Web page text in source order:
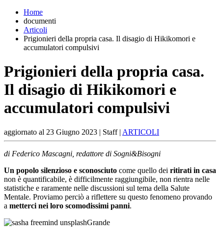
Home
documenti
Articoli
Prigionieri della propria casa. Il disagio di Hikikomori e
accumulatori compulsivi
Prigionieri della propria casa.
Il disagio di Hikikomori e
accumulatori compulsivi
aggiornato al 23 Giugno 2023 | Staff | ARTICOLI
di Federico Mascagni, redattore di Sogni&Bisogni
Un popolo silenzioso e sconosciuto come quello dei ritirati in casa
non è quantificabile, è difficilmente raggiungibile, non rientra nelle
statistiche e raramente nelle discussioni sul tema della Salute
Mentale. Proviamo perciò a riflettere su questo fenomeno provando
a metterci nei loro scomodissimi panni.